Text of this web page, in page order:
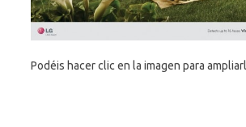
Podéis hacer clic en la imagen para